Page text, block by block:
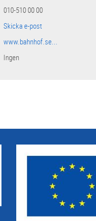
010-510 00 00
Skicka e-post
www.bahnhof.se...
Ingen